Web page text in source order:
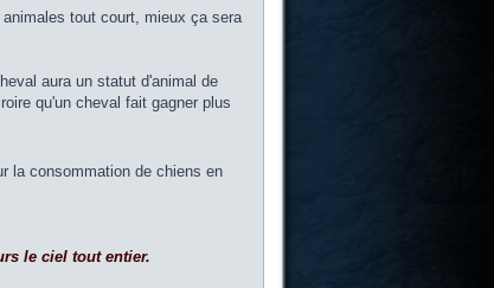
tout court, mieux ça sera
aura un statut d'animal de
qu'un cheval fait gagner plus
la consommation de chiens en
le ciel tout entier.